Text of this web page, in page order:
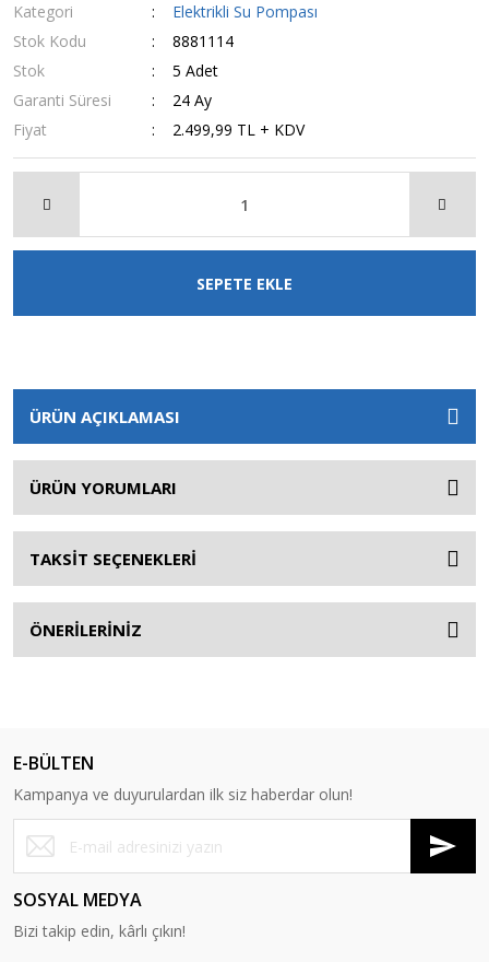
Kategori
Elektrikli Su Pompası
Stok Kodu
8881114
Stok
5 Adet
Garanti Süresi
24 Ay
Fiyat
2.499,99 TL + KDV
SEPETE EKLE
ÜRÜN AÇIKLAMASI
ÜRÜN YORUMLARI
TAKSİT SEÇENEKLERİ
ÖNERİLERİNİZ
E-BÜLTEN
Kampanya ve duyurulardan ilk siz haberdar olun!
SOSYAL MEDYA
Bizi takip edin, kârlı çıkın!